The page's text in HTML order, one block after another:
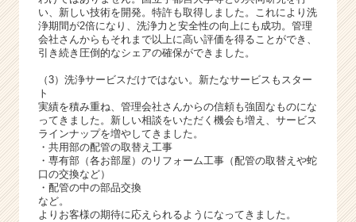
い、新しい技術を開発。特許も取得しました。これにより洗
浄期間が2倍になり、洗浄力と安全性の向上にも成功。管理
会社さんからもそれまで以上に高い評価を得ることができ、
引き続き圧倒的なシェアの確保ができました。
（3）洗浄サービスだけではない。新たなサービスもスター
ト
実績を積み重ね、管理会社さんからの信頼も強固なものにな
ってきました。新しい相談をいただく機会も増え、サービス
ラインナップを増やしてきました。
・共用部の配管の取替え工事
・専有部（各お部屋）のリフォーム工事（配管の取替えや蛇
口の交換など）
・配管の中の部品交換
など。
よりお客様の期待に応えられるようになってきました。